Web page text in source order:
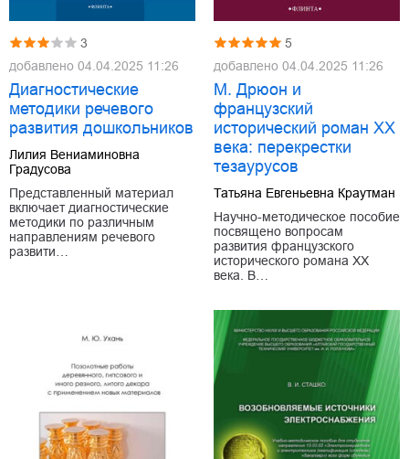
3
добавлено 04.04.2025 11:26
Диагностические
методики речевого
развития дошкольников
Лилия Вениаминовна
Градусова
Представленный материал
включает диагностические
методики по различным
направлениям речевого
развити…
5
добавлено 04.04.2025 11:26
М. Дрюон и
французский
исторический роман ХХ
века: перекрестки
тезаурусов
Татьяна Евгеньевна Краутман
Научно-методическое пособие
посвящено вопросам
развития французского
исторического романа XX
века. В…